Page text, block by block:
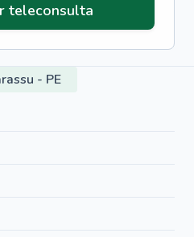
teleconsulta
- PE